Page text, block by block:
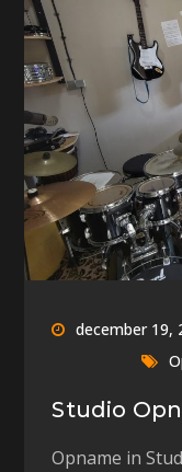
december 19,
Studio
Opname in